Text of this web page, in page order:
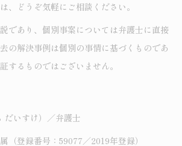
、どうぞ気軽にご相談ください。
であり、個別事案については弁護士に直接
の解決事例は個別の事情に基づくものであ
するものではございません。
だいすけ）／弁護士
（登録番号：59077／2019年登録）